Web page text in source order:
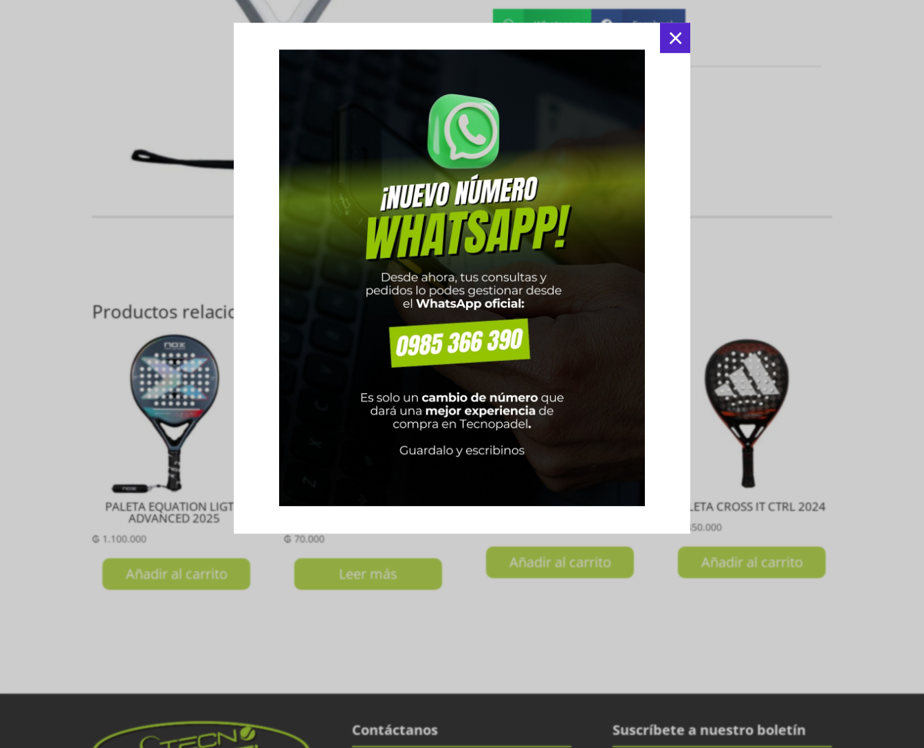
×
 Whatsapp  Facebook
Productos relacionados
PALETA EQUATION LIGTH
ADVANCED 2025
₲ 1.100.000
Añadir al carrito
TUBO DE PELOTAS COURT
₲ 70.000
Leer más
PALETA FLOW WOMAN 2025
Añadir al carrito
PALETA CROSS IT CTRL 2024
2.450.000
Añadir al carrito
Contáctanos Suscríbete a nuestro boletín